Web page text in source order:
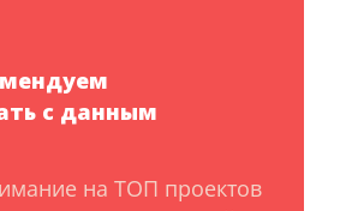
с данным
на ТОП проектов